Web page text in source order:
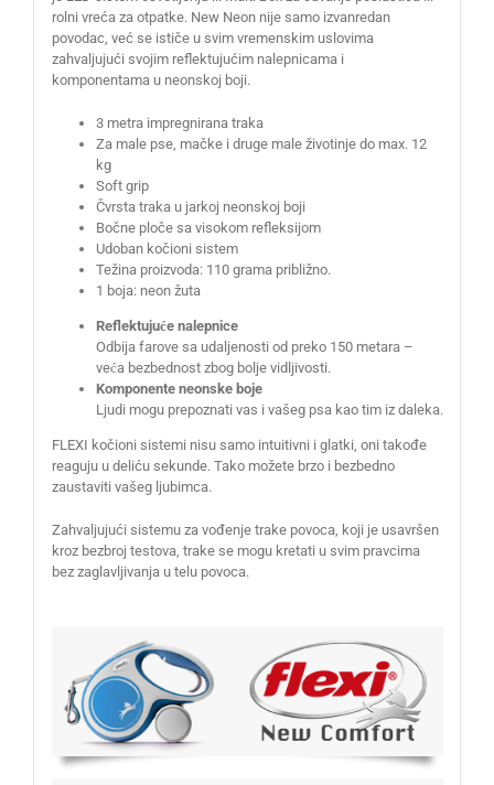
rolni vreća za otpatke. New Neon nije samo izvanredan
povodac, već se ističe u svim vremenskim uslovima
zahvaljujući svojim reflektujućim nalepnicama i
komponentama u neonskoj boji.
3 metra impregnirana traka
Za male pse, mačke i druge male životinje do max. 12
kg
Soft grip
Čvrsta traka u jarkoj neonskoj boji
Bočne ploče sa visokom refleksijom
Udoban kočioni sistem
Težina proizvoda: 110 grama približno.
1 boja: neon žuta
Reflektujuće nalepnice
Odbija farove sa udaljenosti od preko 150 metara –
veća bezbednost zbog bolje vidljivosti.
Komponente neonske boje
Ljudi mogu prepoznati vas i vašeg psa kao tim iz daleka.
FLEXI kočioni sistemi nisu samo intuitivni i glatki, oni takođe
reaguju u deliću sekunde. Tako možete brzo i bezbedno
zaustaviti vašeg ljubimca.
Zahvaljujući sistemu za vođenje trake povoca, koji je usavršen
kroz bezbroj testova, trake se mogu kretati u svim pravcima
bez zaglavljivanja u telu povoca.